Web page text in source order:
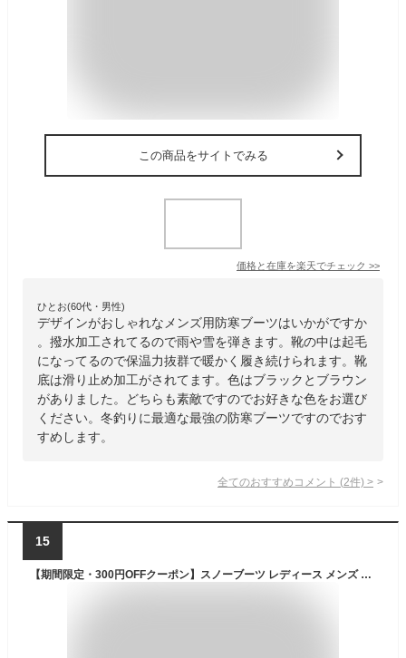
この商品をサイトでみる
価格と在庫を楽天でチェック >>
ひとお(60代・男性)
デザインがおしゃれなメンズ用防寒ブーツはいかがですか
。撥水加工されてるので雨や雪を弾きます。靴の中は起毛
になってるので保温力抜群で暖かく履き続けられます。靴
底は滑り止め加工がされてます。色はブラックとブラウン
がありました。どちらも素敵ですのでお好きな色をお選び
ください。冬釣りに最適な最強の防寒ブーツですのでおす
すめします。
全てのおすすめコメント (2件) >
15
【期間限定・300円OFFクーポン】スノーブーツ レディース メンズ スノーシューズ 防水 超軽量 滑り止め 防寒シューズ 雪靴 防寒靴 撥水 防滑 保温 おしゃれ 冬用 軽量 滑らない 履きやすい 歩きやすい 防寒 裏起毛 人気